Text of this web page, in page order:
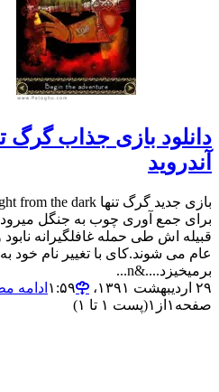
آندروید
برای جمع آوری چوب به جنگل
قبیله اش طی حمله غافلگیرانه
عام می شوند.کای با تغییر نام خود
برمیخیزد....&n...
۲۹ اردیبهشت ۱۳۹۱،‏ ۱:۵۹
ادامه
صفحه ۱ از ۱(پست ۱ تا ۱)